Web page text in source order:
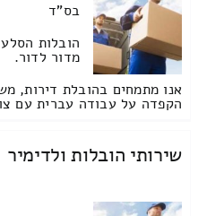
בס"ד
הובלות
מדור לדור.
אנו מתמחים בהובלת דירות,
הקפדה על עבודה עברית עם
שירותי הובלות ולדימיר